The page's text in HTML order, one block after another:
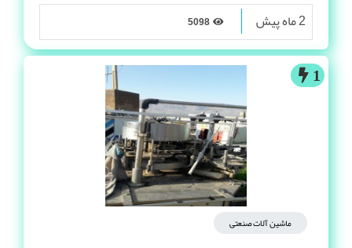
2 ماه پیش
1
ماشین آلات صنعتی